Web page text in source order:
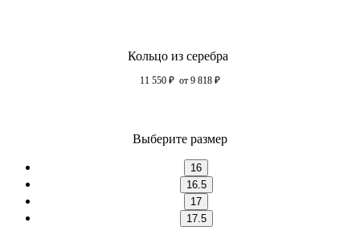
Кольцо из серебра
11 550 ₽ от 9 818 ₽
Выберите размер
16
16.5
17
17.5